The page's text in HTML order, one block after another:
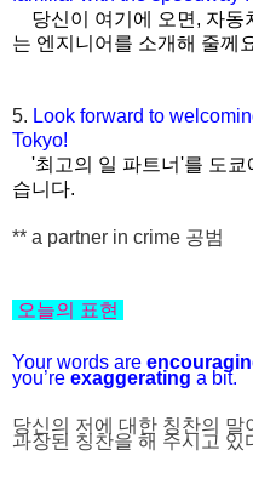
당신이 여기에 오면, 자동
는 엔지니어를 소개해 줄께
5. Look forward to
Tokyo!
'최고의 일 파트너'를 도
습니다.
** a partner in crime 공범
오늘의 표현
Your words are
you’re exaggerating a bit.
당신의 저에 대한 칭찬의
과장된 칭찬을 해 주시고 있